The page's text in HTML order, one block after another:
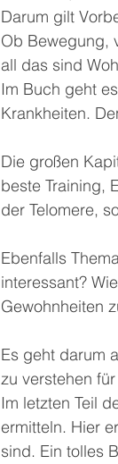
Darum gilt
Ob Bewegung,
all das sind
Im Buch geht
Krankheiten.
Die großen
beste Training,
der Telomere,
Ebenfalls
interessant?
Gewohnheiten
Es geht darum
zu verstehen
Im letzten Teil
ermitteln. Hier
sind. Ein tolles